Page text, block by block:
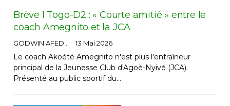
Brève l Togo-D2 : « Courte amitié » entre le
coach Amegnito et la JCA
13 Mai 2026
Le coach Akoété Amegnito n'est plus l'entraîneur
principal de la Jeunesse Club d'Agoè-Nyivé (JCA).
Présenté au public sportif du…